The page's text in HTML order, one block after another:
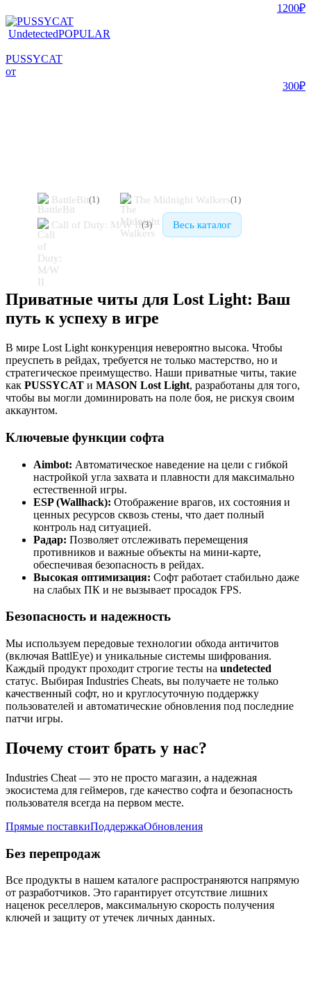
1200₽
UndetectedPOPULAR
PUSSYCAT
от
300₽
BattleBit(1) The Midnight Walkers(1)
Call of Duty: M/W II(3) Весь каталог
Приватные читы для Lost Light: Ваш
путь к успеху в игре
В мире Lost Light конкуренция невероятно высока. Чтобы
преуспеть в рейдах, требуется не только мастерство, но и
стратегическое преимущество. Наши приватные читы, такие
как PUSSYCAT и MASON Lost Light, разработаны для того,
чтобы вы могли доминировать на поле боя, не рискуя своим
аккаунтом.
Ключевые функции софта
Aimbot: Автоматическое наведение на цели с гибкой
настройкой угла захвата и плавности для максимально
естественной игры.
ESP (Wallhack): Отображение врагов, их состояния и
ценных ресурсов сквозь стены, что дает полный
контроль над ситуацией.
Радар: Позволяет отслеживать перемещения
противников и важные объекты на мини-карте,
обеспечивая безопасность в рейдах.
Высокая оптимизация: Софт работает стабильно даже
на слабых ПК и не вызывает просадок FPS.
Безопасность и надежность
Мы используем передовые технологии обхода античитов
(включая BattlEye) и уникальные системы шифрования.
Каждый продукт проходит строгие тесты на undetected
статус. Выбирая Industries Cheats, вы получаете не только
качественный софт, но и круглосуточную поддержку
пользователей и автоматические обновления под последние
патчи игры.
Почему стоит брать у нас?
Industries Cheat — это не просто магазин, а надежная
экосистема для геймеров, где качество софта и безопасность
пользователя всегда на первом месте.
Прямые поставкиПоддержкаОбновления
Без перепродаж
Все продукты в нашем каталоге распространяются напрямую
от разработчиков. Это гарантирует отсутствие лишних
наценок реселлеров, максимальную скорость получения
ключей и защиту от утечек личных данных.